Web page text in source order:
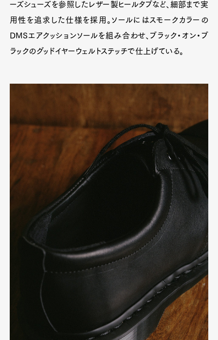
ーズシューズを参照したレザー製ヒールタブなど、細部まで実
用性を追求した仕様を採用。ソールにはスモークカラーの
DMSエアクッションソールを組み合わせ、ブラック・オン・ブ
ラックのグッドイヤーウェルトステッチで仕上げている。